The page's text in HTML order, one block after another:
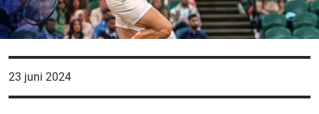
23 juni 2024